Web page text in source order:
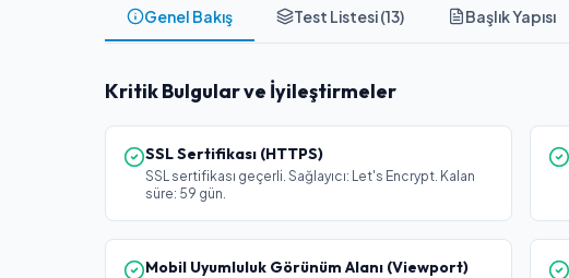
Genel Bakış Test Listesi (13) Başlık Yapısı
Kritik Bulgular ve İyileştirmeler
SSL Sertifikası (HTTPS)
SSL sertifikası geçerli. Sağlayıcı: Let's Encrypt. Kalan
süre: 59 gün.
Mobil Uyumluluk Görünüm Alanı (Viewport)